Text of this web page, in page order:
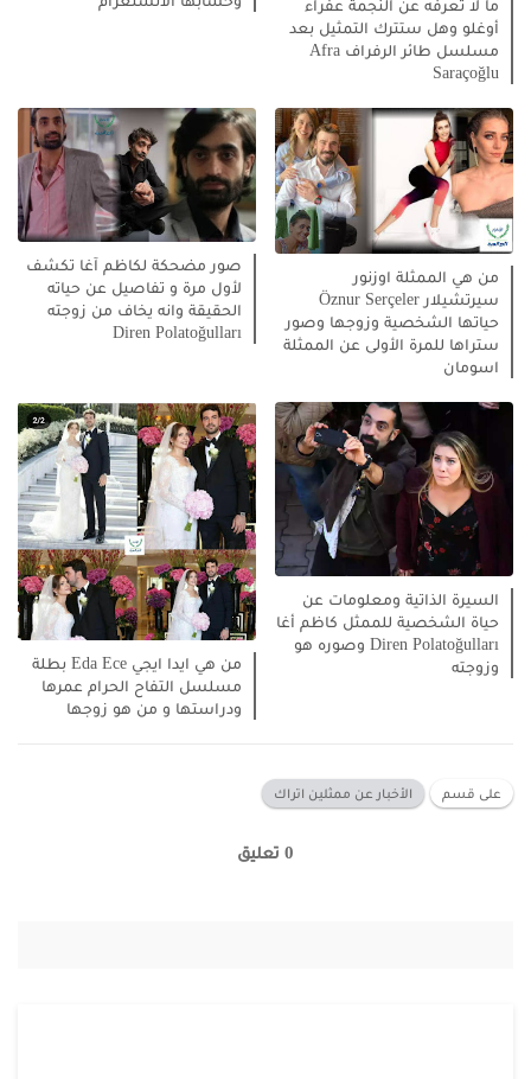
ما لا تعرفه عن النجمة عفراء
أوغلو وهل ستترك التمثيل بعد
مسلسل طائر الرفراف Afra
Saraçoğlu
من هي الممثلة اوزنور
سيرتشيلار Öznur Serçeler
حياتها الشخصية وزوجها وصور
ستراها للمرة الأولى عن الممثلة
اسومان
صور مضحكة لكاظم آغا تكشف
لأول مرة و تفاصيل عن حياته
الحقيقة وانه يخاف من زوجته
Diren Polatoğulları
السيرة الذاتية ومعلومات عن
حياة الشخصية للممثل كاظم أغا
Diren Polatoğulları وصوره هو
وزوجته
من هي ايدا ايجي Eda Ece بطلة
مسلسل التفاح الحرام عمرها
ودراستها و من هو زوجها
على قسم الأخبار عن ممثلين اتراك
0 تعليق